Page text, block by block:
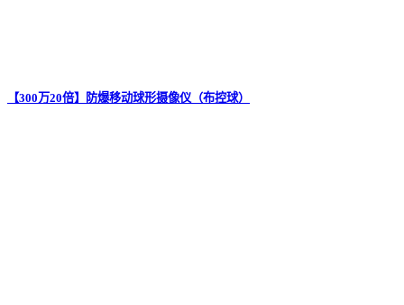
【300万20倍】防爆移动球形摄像仪（布控球）